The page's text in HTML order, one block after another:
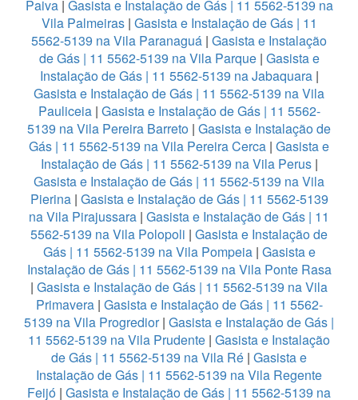
Paiva| Gasista e Instalação de Gás | 11 5562-5139 na
Vila Palmeiras| Gasista e Instalação de Gás | 11
5562-5139 na Vila Paranaguá | Gasista e Instalação
de Gás | 11 5562-5139 na Vila Parque| Gasista e
Instalação de Gás | 11 5562-5139 na Jabaquara|
Gasista e Instalação de Gás | 11 5562-5139 na Vila
Pauliceia| Gasista e Instalação de Gás | 11 5562-
5139 na Vila Pereira Barreto | Gasista e Instalação de
Gás | 11 5562-5139 na Vila Pereira Cerca | Gasista e
Instalação de Gás | 11 5562-5139 na Vila Perus|
Gasista e Instalação de Gás | 11 5562-5139 na Vila
Pierina| Gasista e Instalação de Gás | 11 5562-5139
na Vila Pirajussara | Gasista e Instalação de Gás | 11
5562-5139 na Vila Polopoli | Gasista e Instalação de
Gás | 11 5562-5139 na Vila Pompeia| Gasista e
Instalação de Gás | 11 5562-5139 na Vila Ponte Rasa
| Gasista e Instalação de Gás | 11 5562-5139 na Vila
Primavera| Gasista e Instalação de Gás | 11 5562-
5139 na Vila Progredior| Gasista e Instalação de Gás |
11 5562-5139 na Vila Prudente | Gasista e Instalação
de Gás | 11 5562-5139 na Vila Ré | Gasista e
Instalação de Gás | 11 5562-5139 na Vila Regente
Feijó | Gasista e Instalação de Gás | 11 5562-5139 na